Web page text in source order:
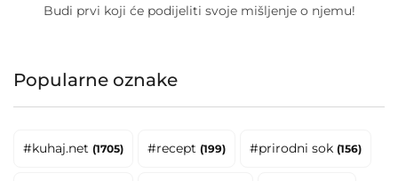
Budi prvi koji će podijeliti svoje mišljenje o njemu!
Popularne oznake
#kuhaj.net (1705) #recept (199) #prirodni sok (156)